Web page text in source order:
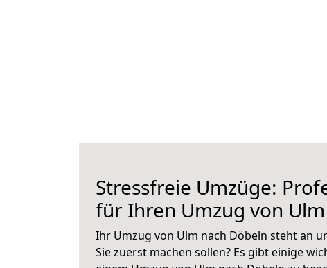
Stressfreie Umzüge:
für Ihren Umzug von
Ihr Umzug von Ulm nach Döbeln steht an
Sie zuerst machen sollen? Es gibt einige